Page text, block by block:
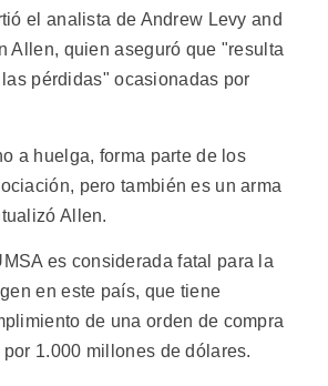
el analista de Andrew Levy and
Allen, quien aseguró que "resulta
pérdidas" ocasionadas por
a huelga, forma parte de los
pero también es un arma
Allen.
es considerada fatal para la
en este país, que tiene
de una orden de compra
1.000 millones de dólares.